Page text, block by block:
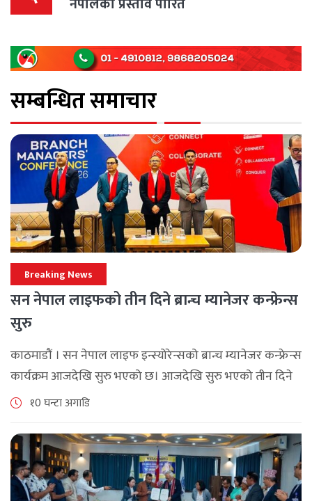
सम्बन्धित समाचार
Breaking News
सन नेपाल लाइफको तीन दिने ब्रान्च म्यानेजर कन्फ्रेन्स
सुरु
काठमाडौं । सन नेपाल लाइफ इन्स्योरेन्सको ब्रान्च म्यानेजर कन्फ्रेन्स
कार्यक्रम आजदेखि सुरु भएको छ। आजदेखि सुरु भएको तीन दिने
ब्रान्च म्यानेजर कन्फ्रेन्स विभिन्न कार्यक्रमहरुका साथ भब्य साथ
१0 घन्टा अगाडि